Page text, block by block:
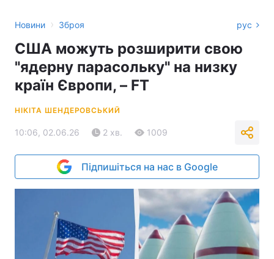
Новини › Зброя рус
США можуть розширити свою
"ядерну парасольку" на низку
країн Європи, – FT
НІКІТА ШЕНДЕРОВСЬКИЙ
10:06, 02.06.26 2 хв. 1009
Підпишіться на нас в Google